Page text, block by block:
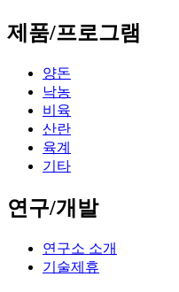
제품/프로그램
양돈
낙농
비육
산란
육계
기타
연구/개발
연구소 소개
기술제휴